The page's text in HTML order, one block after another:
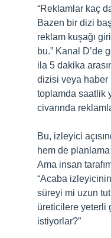
“Reklamlar kaç
Bazen bir dizi
reklam kuşağı
bu.” Kanal D’de
ila 5 dakika
dizisi veya haber
toplamda saatlik
civarında
Bu, izleyici
hem de planlama
Ama insan
“Acaba
süreyi mi uzun
üreticilere yeterli
istiyorlar?”